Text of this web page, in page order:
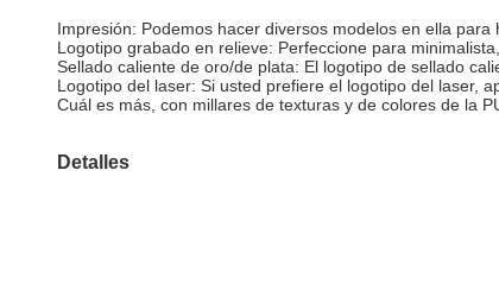
Impresión: Podemos hacer diversos modelos en ella
Logotipo grabado en relieve: Perfeccione para
Sellado caliente de oro/de plata: El logotipo de sellado
Logotipo del laser: Si usted prefiere el logotipo del laser,
Cuál es más, con millares de texturas y de colores de la
Detalles